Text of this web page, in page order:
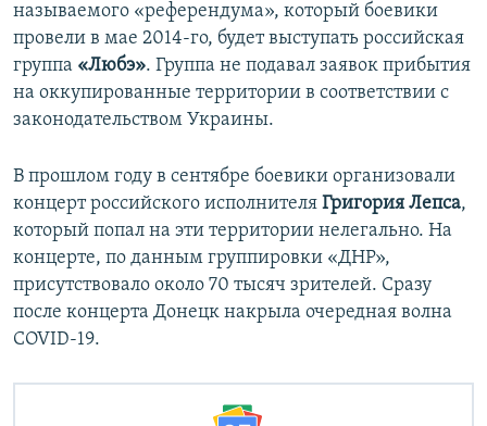
называемого «референдума», который боевики
провели в мае 2014-го, будет выступать российская
группа «Любэ». Группа не подавал заявок прибытия
на оккупированные территории в соответствии с
законодательством Украины.
В прошлом году в сентябре боевики организовали
концерт российского исполнителя Григория Лепса,
который попал на эти территории нелегально. На
концерте, по данным группировки «ДНР»,
присутствовало около 70 тысяч зрителей. Сразу
после концерта Донецк накрыла очередная волна
COVID-19.